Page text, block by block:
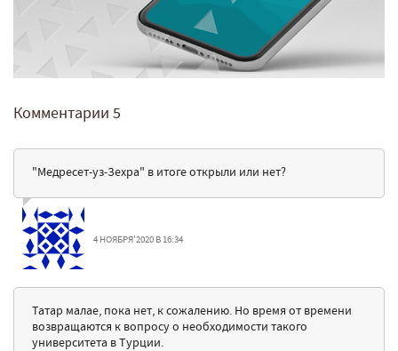
Комментарии 5
"Медресет-уз-Зехра" в итоге открыли или нет?
4 НОЯБРЯ'2020 В 16:34
Татар малае, пока нет, к сожалению. Но время от времени
возвращаются к вопросу о необходимости такого
университета в Турции.